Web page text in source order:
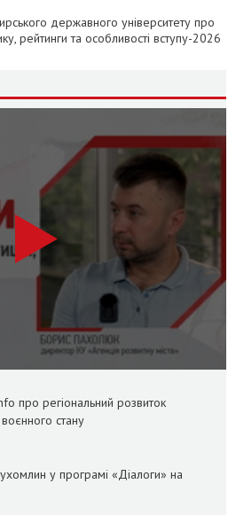
державного університету про
рейтинги та особливості вступу-2026
про регіональний розвиток
стану
у програмі «Діалоги» на